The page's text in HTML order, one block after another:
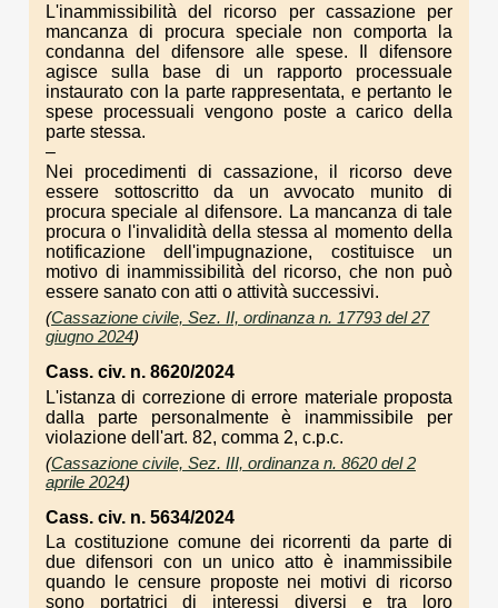
L'inammissibilità del ricorso per cassazione per
mancanza di procura speciale non comporta la
condanna del difensore alle spese. Il difensore
agisce sulla base di un rapporto processuale
instaurato con la parte rappresentata, e pertanto le
spese processuali vengono poste a carico della
parte stessa.
–
Nei procedimenti di cassazione, il ricorso deve
essere sottoscritto da un avvocato munito di
procura speciale al difensore. La mancanza di tale
procura o l'invalidità della stessa al momento della
notificazione dell'impugnazione, costituisce un
motivo di inammissibilità del ricorso, che non può
essere sanato con atti o attività successivi.
(Cassazione civile, Sez. II, ordinanza n. 17793 del 27
giugno 2024)
Cass. civ. n. 8620/2024
L'istanza di correzione di errore materiale proposta
dalla parte personalmente è inammissibile per
violazione dell'art. 82, comma 2, c.p.c.
(Cassazione civile, Sez. III, ordinanza n. 8620 del 2
aprile 2024)
Cass. civ. n. 5634/2024
La costituzione comune dei ricorrenti da parte di
due difensori con un unico atto è inammissibile
quando le censure proposte nei motivi di ricorso
sono portatrici di interessi diversi e tra loro